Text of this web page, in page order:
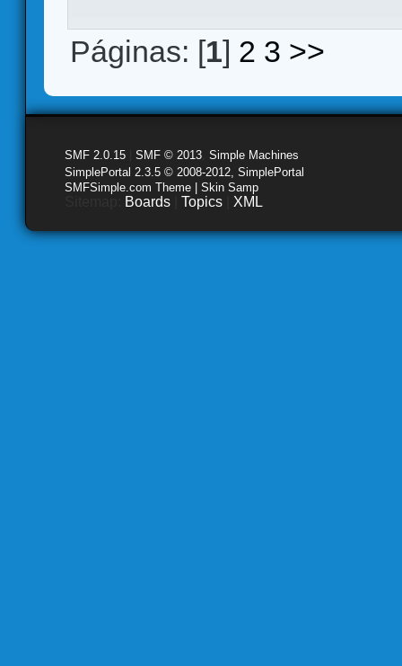
Páginas: [1] 2 3 >>
SMF 2.0.15 SMF © 2013 Simple Machines
SimplePortal 2.3.5 © 2008-2012, SimplePortal
SMFSimple.com Theme | Skin Samp
Boards Topics XML